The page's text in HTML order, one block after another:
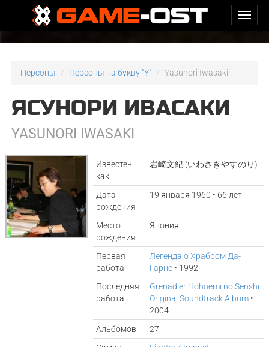
Персоны Персоны на букву "Y" Yasunori Iwasaki
ЯСУНОРИ ИВАСАКИ
YASUNORI IWASAKI
Известен
как
岩崎文紀 (いわさきやすのり)
Дата
рождения
19 января 1960 • 66 лет
Место
рождения
Япония
Первая
работа
Легенда о Храбром Да-
Гарне • 1992
Последняя
работа
Grenadier Hohoemi no Senshi
Original Soundtrack Album •
2004
Альбомов
27